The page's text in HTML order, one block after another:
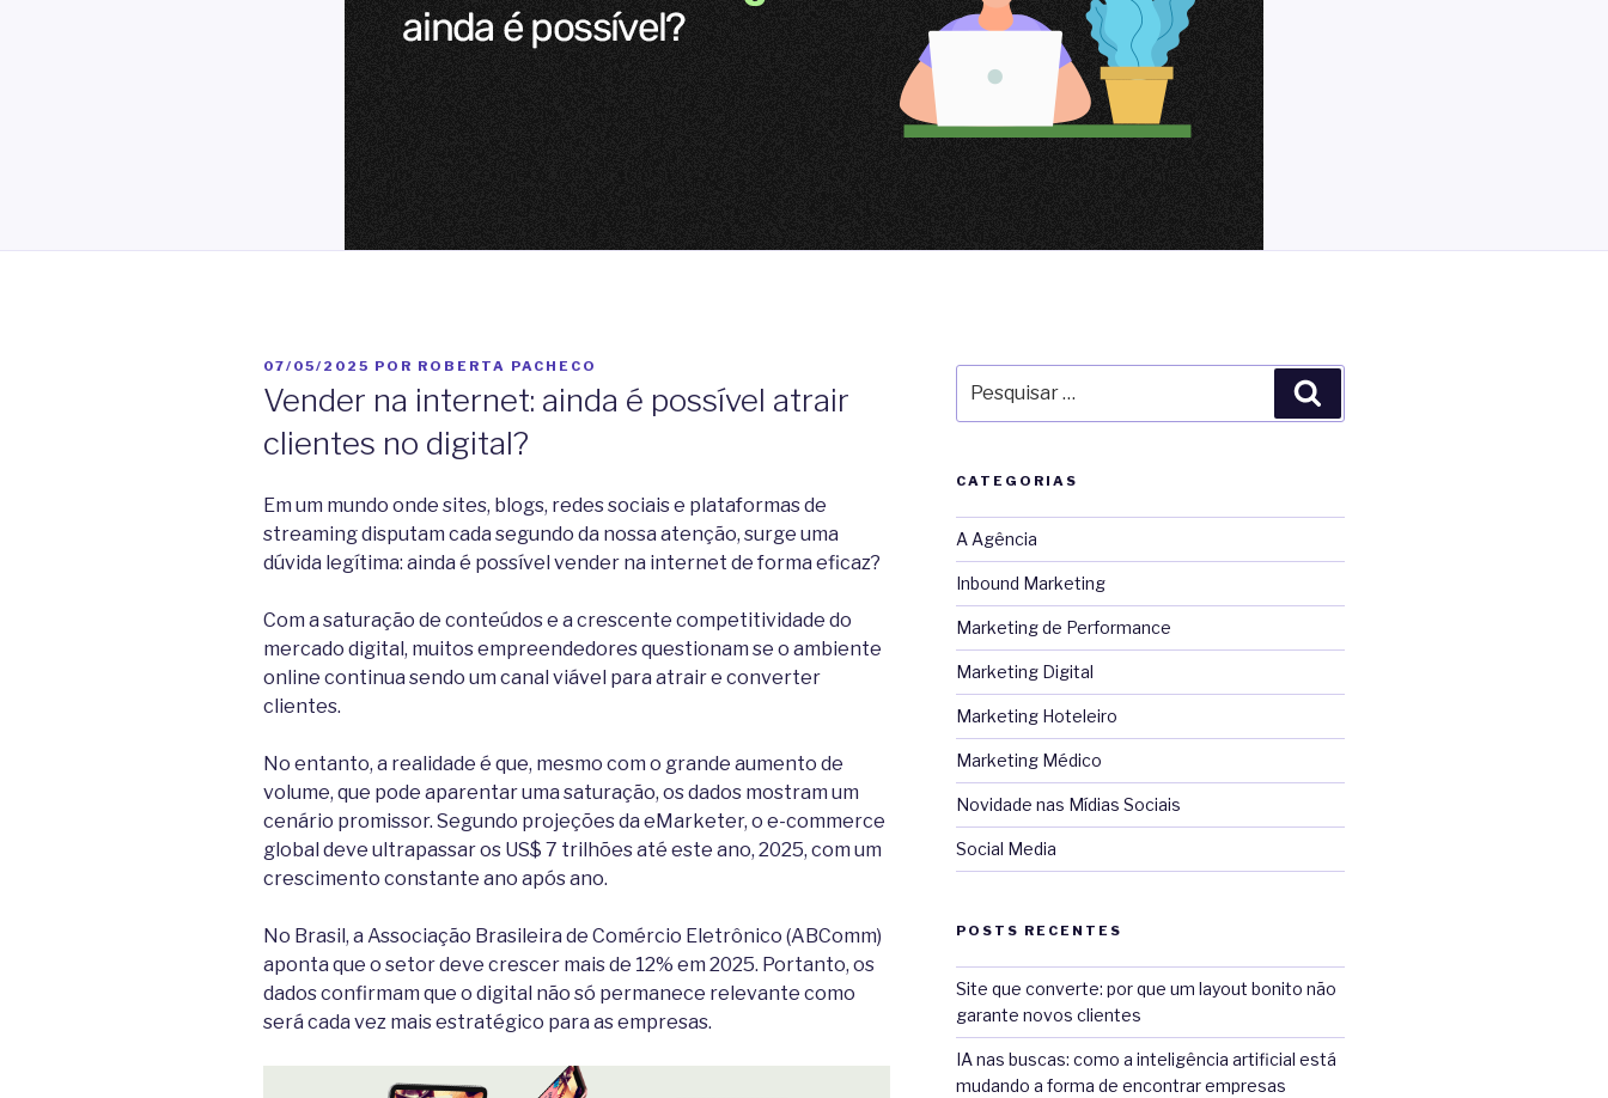
PUBLICADO
07/05/2025 POR ROBERTA PACHECO
Vender na internet: ainda é possível atrair
clientes no digital?
Em um mundo onde sites, blogs, redes sociais e plataformas de
streaming disputam cada segundo da nossa atenção, surge uma
dúvida legítima: ainda é possível vender na internet de forma eficaz?
Com a saturação de conteúdos e a crescente competitividade do
mercado digital, muitos empreendedores questionam se o ambiente
online continua sendo um canal viável para atrair e converter
clientes.
No entanto, a realidade é que, mesmo com o grande aumento de
volume, que pode aparentar uma saturação, os dados mostram um
cenário promissor. Segundo projeções da eMarketer, o e-commerce
global deve ultrapassar os US$ 7 trilhões até este ano, 2025, com um
crescimento constante ano após ano.
No Brasil, a Associação Brasileira de Comércio Eletrônico (ABComm)
aponta que o setor deve crescer mais de 12% em 2025. Portanto, os
dados confirmam que o digital não só permanece relevante como
será cada vez mais estratégico para as empresas.
por:
CATEGORIAS
A Agência
Inbound Marketing
Marketing de Performance
Marketing Digital
Marketing Hoteleiro
Marketing Médico
Novidade nas Mídias Sociais
Social Media
POSTS RECENTES
Site que converte: por que um layout bonito não
garante novos clientes
IA nas buscas: como a inteligência artificial está
mudando a forma de encontrar empresas